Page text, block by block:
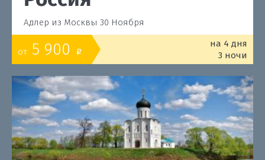
Адлер из Москвы 30 Ноября
от 5 900 o
на 4 дня
3 ночи